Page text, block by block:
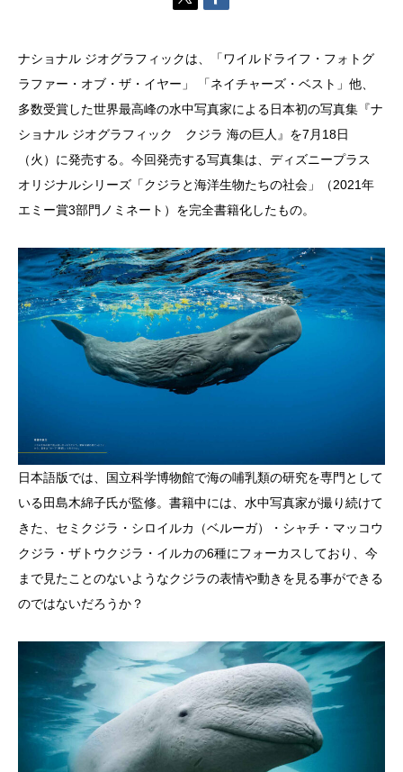
ナショナル ジオグラフィックは、「ワイルドライフ・フォトグ
ラファー・オブ・ザ・イヤー」 「ネイチャーズ・ベスト」他、
多数受賞した世界最高峰の水中写真家による日本初の写真集『ナ
ショナル ジオグラフィック クジラ 海の巨人』を7月18日
（火）に発売する。今回発売する写真集は、ディズニープラス
オリジナルシリーズ「クジラと海洋生物たちの社会」（2021年
エミー賞3部門ノミネート）を完全書籍化したもの。
日本語版では、国立科学博物館で海の哺乳類の研究を専門として
いる田島木綿子氏が監修。書籍中には、水中写真家が撮り続けて
きた、セミクジラ・シロイルカ（ベルーガ）・シャチ・マッコウ
クジラ・ザトウクジラ・イルカの6種にフォーカスしており、今
まで見たことのないようなクジラの表情や動きを見る事ができる
のではないだろうか？